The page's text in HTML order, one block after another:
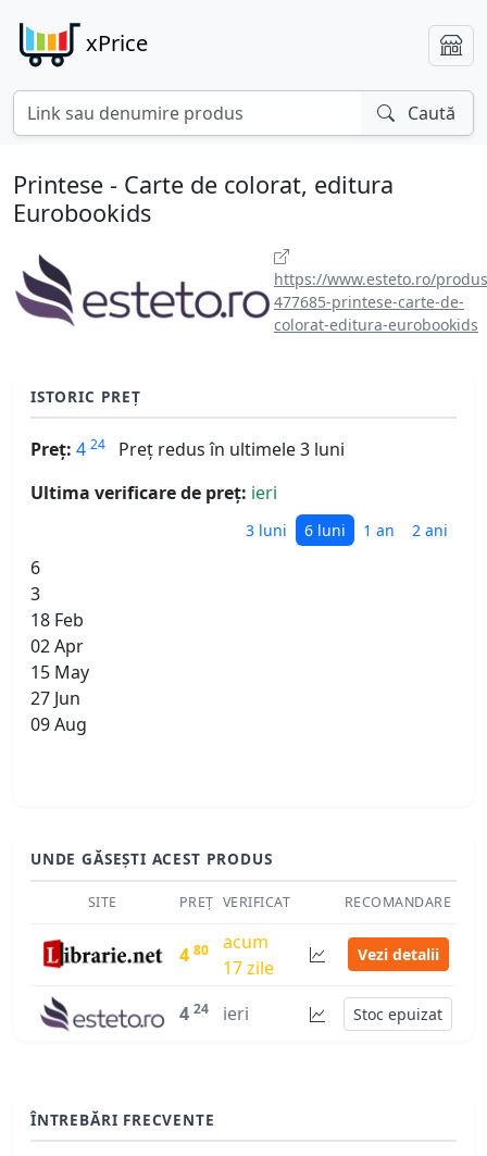
xPrice
Caută
Printese - Carte de colorat, editura
Eurobookids
https://www.esteto.ro/
477685-printese-carte-de-
colorat-editura-eurobookids
ISTORIC PREȚ
Preț: 4 24
Preț redus în ultimele 3 luni
Ultima verificare de preț: ieri
3 luni 6 luni 1 an 2 ani
6
3
18 Feb
02 Apr
15 May
27 Jun
09 Aug
UNDE GĂSEȘTI ACEST PRODUS
SITE PREȚ VERIFICAT RECOMANDARE
4 80
acum
17 zile
Vezi detalii
4 24 ieri Stoc epuizat
ÎNTREBĂRI FRECVENTE